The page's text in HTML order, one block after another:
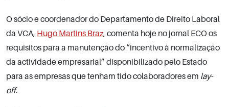
O sócio e coordenador do Departamento de Direito Laboral
da VCA, Hugo Martins Braz, comenta hoje no jornal ECO os
requisitos para a manutenção do “incentivo à normalização
da actividade empresarial” disponibilizado pelo Estado
para as empresas que tenham tido colaboradores em lay-
off.